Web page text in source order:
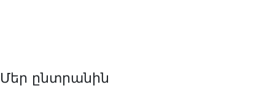
Մեր ընտրանին